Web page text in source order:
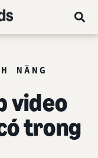
NĂNG
video
trong